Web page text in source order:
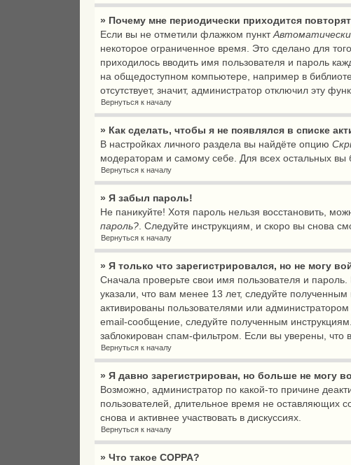
» Почему мне периодически приходится
Если вы не отметили флажком пункт
некоторое ограниченное время. Это сделано для
приходилось вводить имя пользователя и пароль
на общедоступном компьютере, например в
отсутствует, значит, администратор отключил эту
Вернуться к началу
» Как сделать, чтобы я не появлялся в списке
В настройках личного раздела вы найдёте опцию
модераторам и самому себе. Для всех остальных вы
Вернуться к началу
» Я забыл пароль!
Не паникуйте! Хотя пароль нельзя восстановить,
пароль? . Следуйте инструкциям, и скоро вы снова
Вернуться к началу
» Я только что зарегистрировался, но не могу
Сначала проверьте свои имя пользователя и
указали, что вам менее 13 лет, следуйте
активированы пользователями или
email-сообщение, следуйте полученным
заблокирован спам-фильтром. Если вы уверены, что
Вернуться к началу
» Я давно зарегистрирован, но больше не могу
Возможно, администратор по какой-то причине
пользователей, длительное время не оставляющих
снова и активнее участвовать в дискуссиях.
Вернуться к началу
» Что такое COPPA?